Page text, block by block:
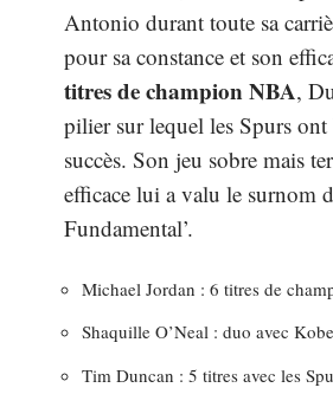
Antonio durant toute sa
pour sa constance et son
titres de champion NBA,
pilier sur lequel les Spurs
succès. Son jeu sobre mais
efficace lui a valu le surnom
Fundamental’.
Michael Jordan : 6 titres de
Shaquille O’Neal : duo avec
Tim Duncan : 5 titres avec les